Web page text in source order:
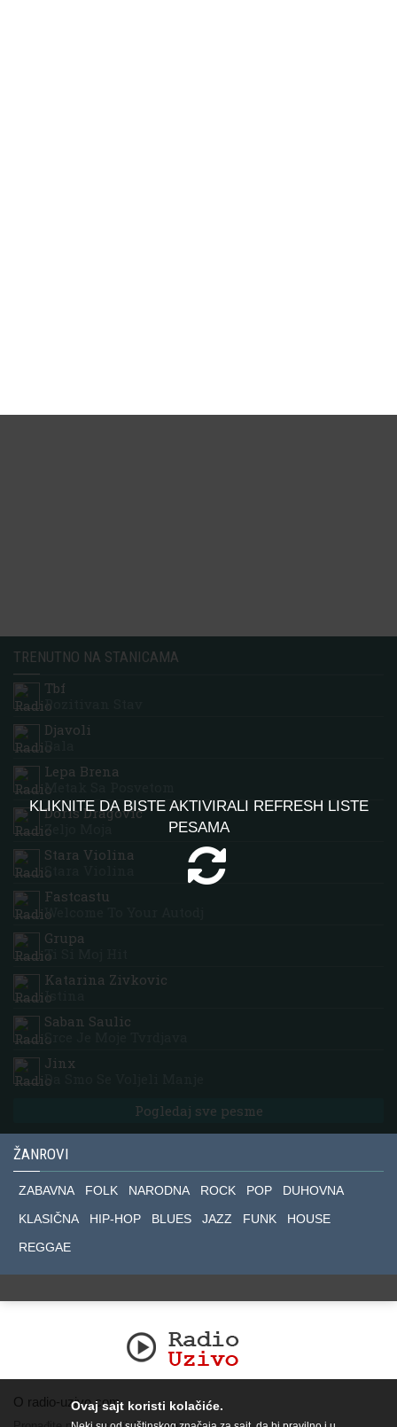
KLIKNITE DA BISTE AKTIVIRALI REFRESH LISTE
PESAMA
TRENUTNO NA STANICAMA
Tbf
Pozitivan Stav
Djavoli
Bala
Lepa Brena
Metak Sa Posvetom
Doris Dragovic
Zeljo Moja
Stara Violina
Stara Violina
Fastcastu
Welcome To Your Autodj
Grupa
Ti Si Moj Hit
Katarina Zivkovic
Istina
Saban Saulic
Srce Je Moje Tvrdjava
Jinx
Da Smo Se Voljeli Manje
Pogledaj sve pesme
ŽANROVI
ZABAVNA FOLK NARODNA ROCK POP
DUHOVNA
KLASIČNA
HIP-HOP BLUES JAZZ FUNK
HOUSE
REGGAE
O radio-uzivo.comOvaj sajt koristi kolačiće.